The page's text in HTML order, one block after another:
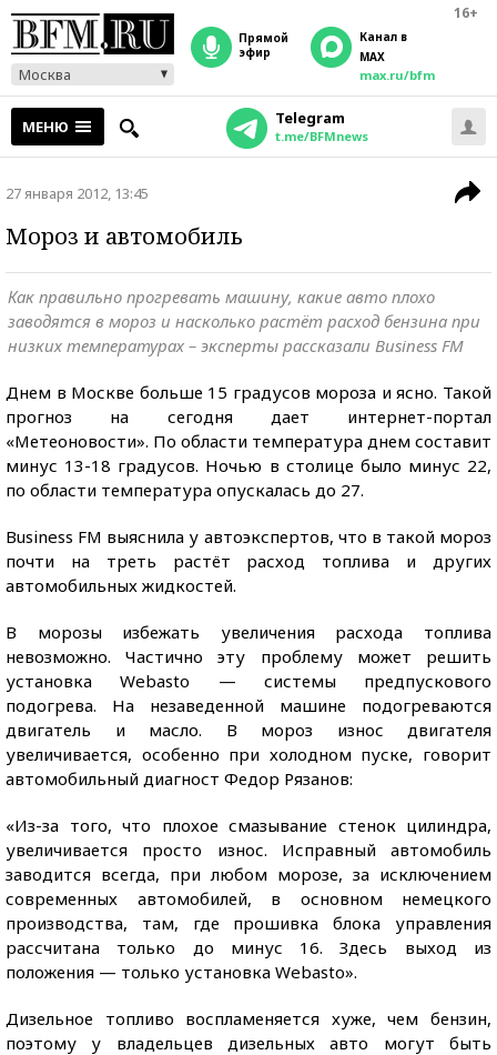
16+
Москва
прямой
эфир
Канал в
MAX
max.ru/bfm
МЕНЮ Telegram
t.me/BFMnews
27 января 2012, 13:45
Мороз и автомобиль
Как правильно прогревать машину, какие авто плохо
заводятся в мороз и насколько растёт расход бензина при
низких температурах – эксперты рассказали Business FM
Днем в Москве больше 15 градусов мороза и ясно. Такой
прогноз на сегодня дает интернет-портал
«Метеоновости». По области температура днем составит
минус 13-18 градусов. Ночью в столице было минус 22,
по области температура опускалась до 27.
Business FM выяснила у автоэкспертов, что в такой мороз
почти на треть растёт расход топлива и других
автомобильных жидкостей.
В морозы избежать увеличения расхода топлива
невозможно. Частично эту проблему может решить
установка Webasto — системы предпускового
подогрева. На незаведенной машине подогреваются
двигатель и масло. В мороз износ двигателя
увеличивается, особенно при холодном пуске, говорит
автомобильный диагност Федор Рязанов:
«Из-за того, что плохое смазывание стенок цилиндра,
увеличивается просто износ. Исправный автомобиль
заводится всегда, при любом морозе, за исключением
современных автомобилей, в основном немецкого
производства, там, где прошивка блока управления
рассчитана только до минус 16. Здесь выход из
положения — только установка Webasto».
Дизельное топливо воспламеняется хуже, чем бензин,
поэтому у владельцев дизельных авто могут быть